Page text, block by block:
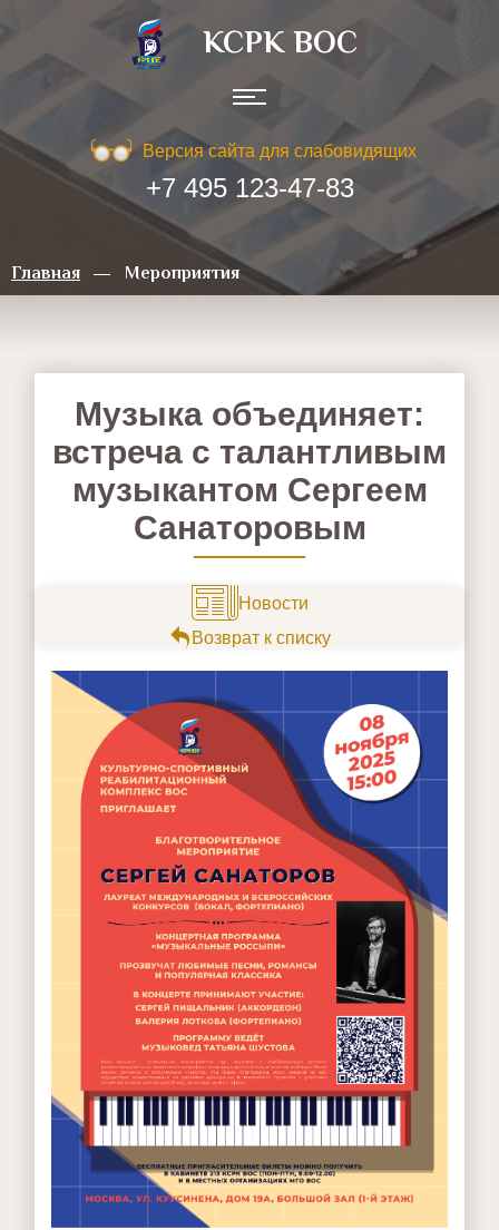
КСРК ВOC
Версия сайта для слабовидящих
+7 495 123-47-83
Главная Мероприятия
Музыка объединяет:
встреча с талантливым
музыкантом Сергеем
Санаторовым
Новости
Возврат к списку